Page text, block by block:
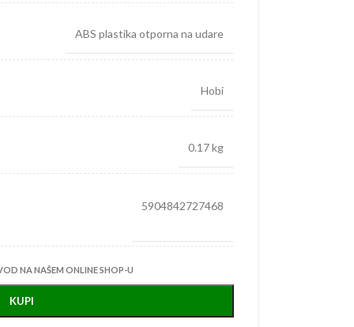
ABS plastika otporna na udare
Hobi
0.17 kg
5904842727468
NA NAŠEM ONLINE SHOP-U
KUPI